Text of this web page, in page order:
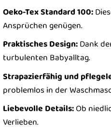
Oeko-Tex Standard 100:
Ansprüchen genügen.
Praktisches Design:Dank
turbulenten Babyalltag.
Strapazierfähig und
problemlos in der
Liebevolle Details:Ob
Verlieben.